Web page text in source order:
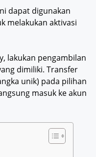
dapat digunakan
melakukan aktivasi
lakukan pengambilan
dimiliki. Transfer
unik) pada pilihan
masuk ke akun